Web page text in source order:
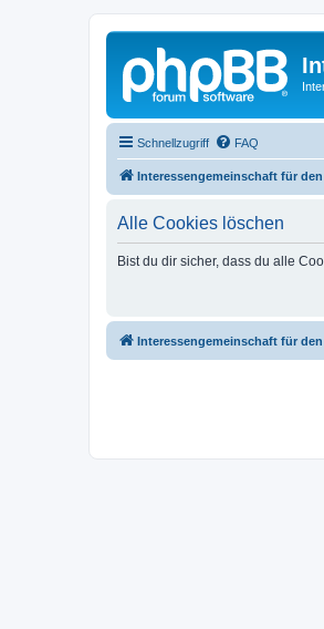
Schnellzugriff FAQ
Interessengemeinschaft für den
Alle Cookies löschen
Bist du dir sicher, dass du alle
Interessengemeinschaft für den